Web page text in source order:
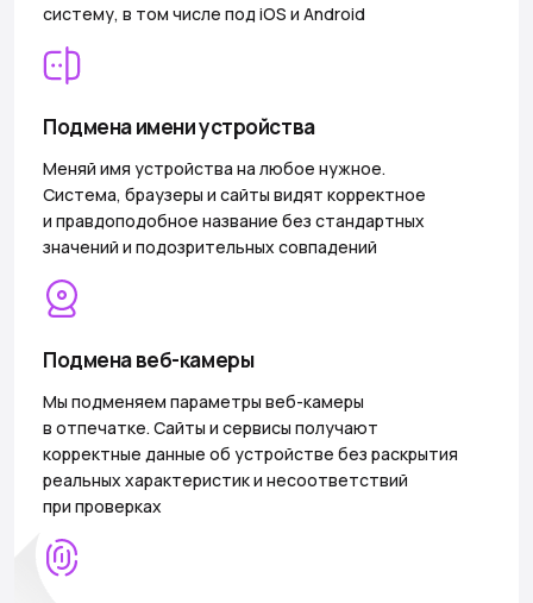
систему, в том числе под iOS и Android
Подмена имени устройства
Меняй имя устройства на любое нужное.
Система, браузеры и сайты видят корректное
и правдоподобное название без стандартных
значений и подозрительных совпадений
Подмена веб-камеры
Мы подменяем параметры веб-камеры
в отпечатке. Сайты и сервисы получают
корректные данные об устройстве без раскрытия
реальных характеристик и несоответствий
при проверках